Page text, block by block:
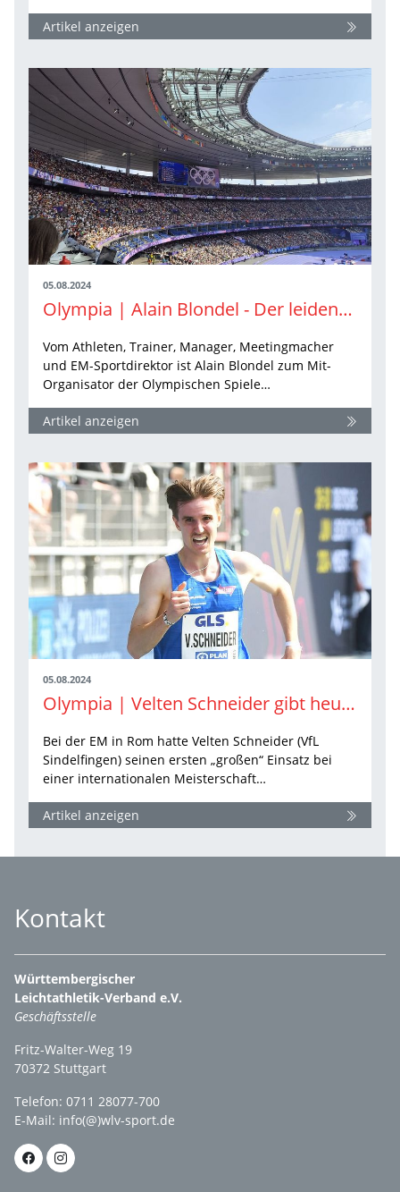
Artikel anzeigen
05.08.2024
Olympia | Alain Blondel - Der leidenschaftliche Olympiamacher und perfekte Regisseur
Vom Athleten, Trainer, Manager, Meetingmacher
und EM-Sportdirektor ist Alain Blondel zum Mit-
Organisator der Olympischen Spiele…
Artikel anzeigen
05.08.2024
Olympia | Velten Schneider gibt heute sein Olympia-Debüt
Bei der EM in Rom hatte Velten Schneider (VfL
Sindelfingen) seinen ersten „großen“ Einsatz bei
einer internationalen Meisterschaft…
Artikel anzeigen
Kontakt
Württembergischer
Leichtathletik-Verband e.V.
Geschäftsstelle
Fritz-Walter-Weg 19
70372 Stuttgart
Telefon: 0711 28077-700
E-Mail: info(@)wlv-sport.de